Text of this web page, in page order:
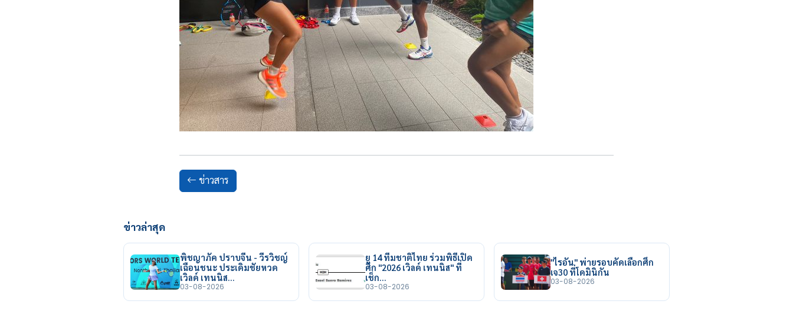
ข่าวสาร
ข่าวล่าสุด
พิชญาภัค ปราบจีน - วีรวิชญ์
เฉือนชนะ ประเดิมชัยหวด
เวิลด์ เทนนิส…
03-08-2026
ยู 14 ทีมชาติไทย ร่วมพิธีเปิด
ศึก "2026 เวิลด์ เทนนิส" ที่
เช็ก…
03-08-2026
"ไรอัน" พ่ายรอบคัดเลือกศึก
เจ30 ที่โดมินิกัน
03-08-2026